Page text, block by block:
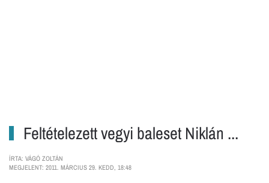
Feltételezett vegyi baleset Niklán ...
ÍRTA: VÁGÓ ZOLTÁN
MEGJELENT: 2011. MÁRCIUS 29. KEDD, 18:48